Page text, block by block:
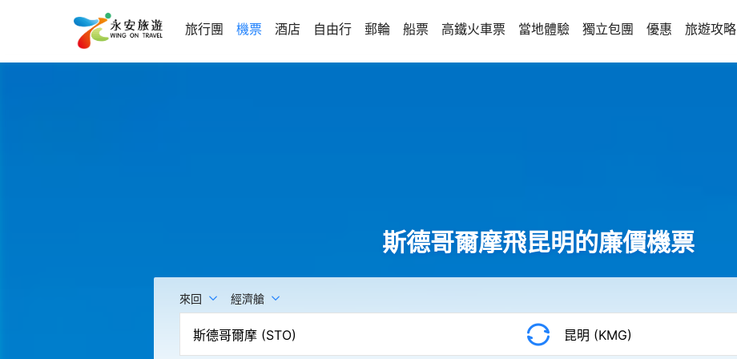
旅行團 機票 酒店 自由行 郵輪 船票 高鐵火車票 當地體驗 獨立包團 優惠 旅遊攻略
斯德哥爾摩飛昆明的廉價機票
來回 經濟艙